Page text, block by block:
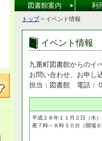
図書館案内 利
トップ> イベント情報
イベント情報
九重町図書館からのイ
お問い合わせ、お申し
担当：図書館 電話：
平成２８年１１月２日（水）
夜７時～８時３０分（開場６